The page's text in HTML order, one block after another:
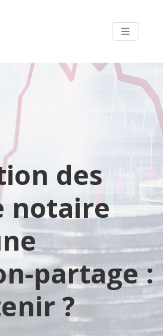
des
notaire
partage :
?